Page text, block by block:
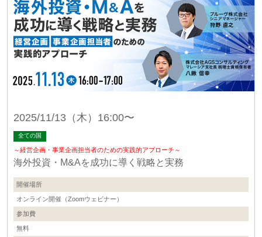
2025/11/13（木）16:00〜
全ての国
～経営企画・事業企画担当者のための実践的アプローチ～
海外投資・M&Aを成功に導く戦略と実務
開催場所
オンライン開催（Zoomウェビナー）
参加費
無料